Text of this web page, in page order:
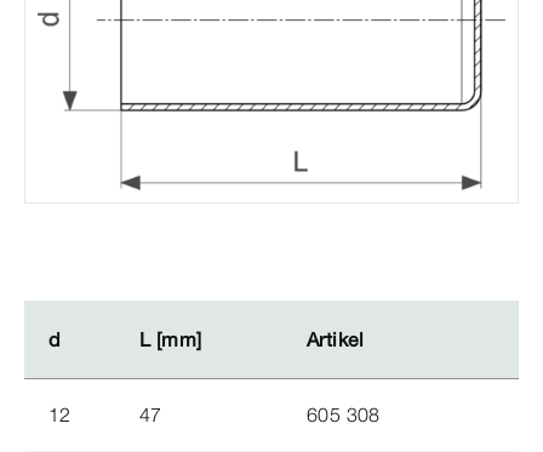
d L [mm] Artikel
d L [mm] Artikel
12 47 605 308